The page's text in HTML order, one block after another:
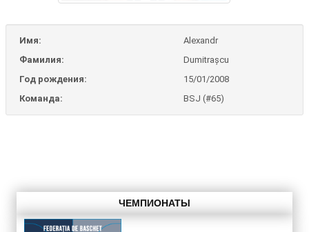
Имя:
Alexandr
Фамилия:
Dumitrașcu
Год рождения:
15/01/2008
Команда:
BSJ (#65)
ЧЕМПИОНАТЫ